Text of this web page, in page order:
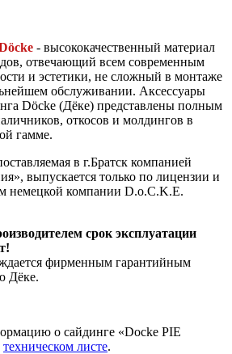
- высококачественный материал
отвечающий всем современным
и эстетики, не сложный в монтаже
обслуживании. Аксессуары
Döcke (Дёке) представлены полным
откосов и молдингов в
гамме.
в г.Братск компанией
выпускается только по лицензии и
немецкой компании D.o.C.K.E.
срок эксплуатации
фирменным гарантийным
Дёке.
о сайдинге «Docke PIE
техническом листе.